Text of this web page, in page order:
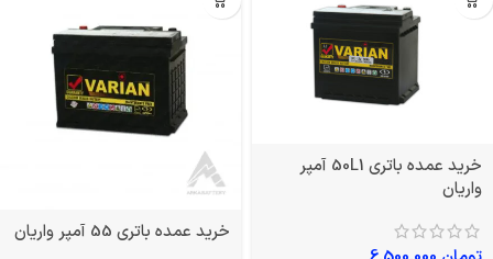
خرید عمده باتری 50L1 آمپر
واریان
خرید عمده باتری 55 آمپر واریان